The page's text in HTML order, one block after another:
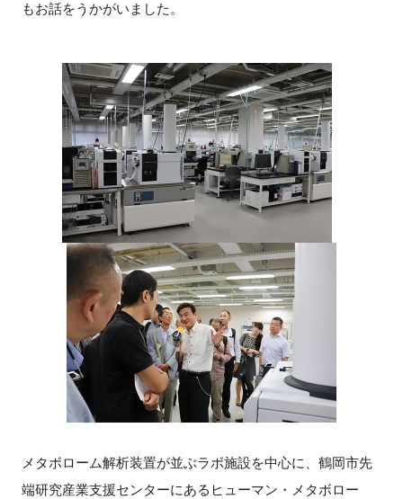
閉じる
もお話をうかがいました。
メタボローム解析装置が並ぶラボ施設を中心に、鶴岡市先
端研究産業支援センターにあるヒューマン・メタボロー